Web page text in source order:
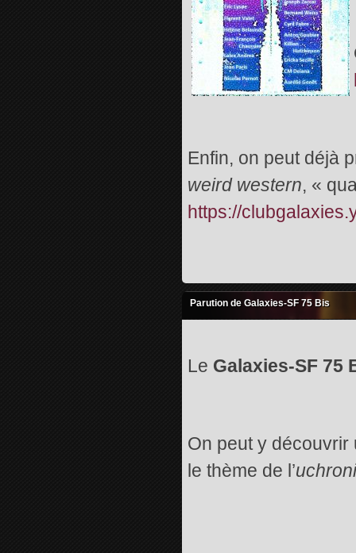
Enfin, on peut déjà
weird western, «
https://
Parution de Galaxies-SF 75 Bis
Le Galaxies-SF 75
On peut y
le thème de l’